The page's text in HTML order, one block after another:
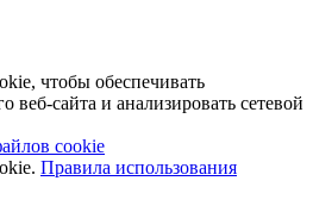
чтобы обеспечивать
веб-сайта и анализировать сетевой
cookie
Правила использования